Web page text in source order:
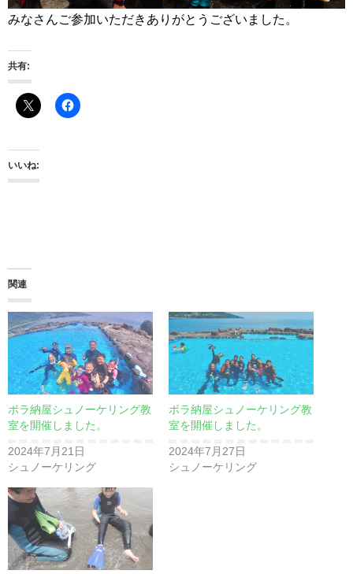
みなさんご参加いただきありがとうございました。
共有:
いいね:
関連
ボラ納屋シュノーケリング教
室を開催しました。
2024年7月21日
シュノーケリング
ボラ納屋シュノーケリング教
室を開催しました。
2024年7月27日
シュノーケリング